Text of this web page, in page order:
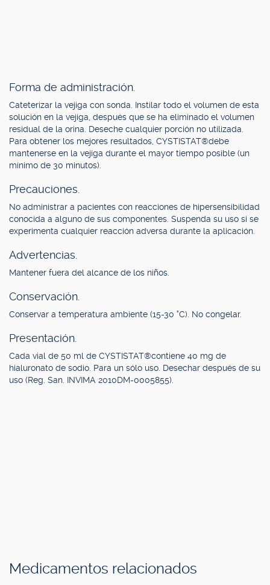
Forma de administración.
Cateterizar la vejiga con sonda. Instilar todo el volumen de esta
solución en la vejiga, después que se ha eliminado el volumen
residual de la orina. Deseche cualquier porción no utilizada.
Para obtener los mejores resultados, CYSTISTAT®debe
mantenerse en la vejiga durante el mayor tiempo posible (un
mínimo de 30 minutos).
Precauciones.
No administrar a pacientes con reacciones de hipersensibilidad
conocida a alguno de sus componentes. Suspenda su uso si se
experimenta cualquier reacción adversa durante la aplicación.
Advertencias.
Mantener fuera del alcance de los niños.
Conservación.
Conservar a temperatura ambiente (15-30 °C). No congelar.
Presentación.
Cada vial de 50 ml de CYSTISTAT®contiene 40 mg de
hialuronato de sodio. Para un sólo uso. Desechar después de su
uso (Reg. San. INVIMA 2010DM-0005855).
Medicamentos relacionados